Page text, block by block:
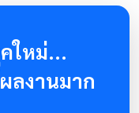
ใหม่...
ลงานมาก